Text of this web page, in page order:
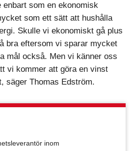
som en ekonomisk
som ett sätt att hushålla
Skulle vi ekonomiskt gå plus
bra eftersom vi sparar mycket
mål också. Men vi känner oss
vi kommer att göra en vinst
säger Thomas Edström.
inom